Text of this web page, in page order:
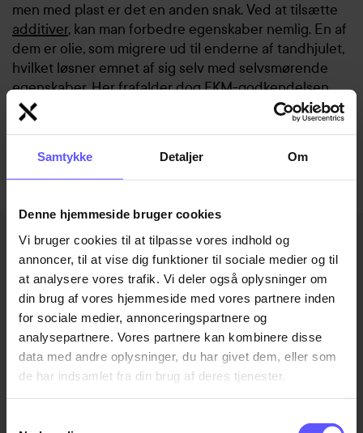
Samtykke Detaljer Om
Denne hjemmeside bruger cookies
Vi bruger cookies til at tilpasse vores indhold og
annoncer, til at vise dig funktioner til sociale medier og til
at analysere vores trafik. Vi deler også oplysninger om
din brug af vores hjemmeside med vores partnere inden
for sociale medier, annonceringspartnere og
analysepartnere. Vores partnere kan kombinere disse
data med andre oplysninger, du har givet dem, eller som
de har indsamlet fra din brug af deres tjenester.
men med plast er det en anden snak. Ved at tilsætte
additiver, kan man forbedre egenskaber nemlig. En af
dem er olie, som migrere ud til enderne af tandhjulet,
hvilket løsner emnet af sig selv med selvsmørende
egenskaber. Her frafalder dogFKM-godkendelsen.
Dermed kan plastemnerne løse mange
CNC-
bearbejdning af
plast tandhjul